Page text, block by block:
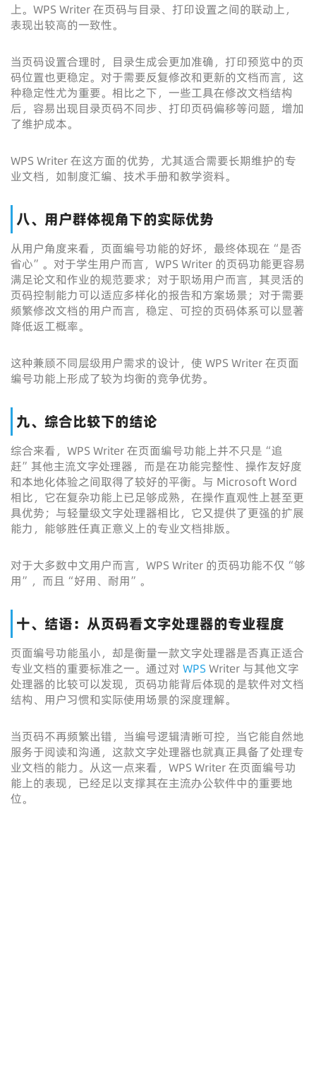
上。WPS Writer 在页码与目录、打印设置之间的联动上，
表现出较高的一致性。
当页码设置合理时，目录生成会更加准确，打印预览中的页
码位置也更稳定。对于需要反复修改和更新的文档而言，这
种稳定性尤为重要。相比之下，一些工具在修改文档结构
后，容易出现目录页码不同步、打印页码偏移等问题，增加
了维护成本。
WPS Writer 在这方面的优势，尤其适合需要长期维护的专
业文档，如制度汇编、技术手册和教学资料。
八、用户群体视角下的实际优势
从用户角度来看，页面编号功能的好坏，最终体现在“是否
省心”。对于学生用户而言，WPS Writer 的页码功能更容易
满足论文和作业的规范要求；对于职场用户而言，其灵活的
页码控制能力可以适应多样化的报告和方案场景；对于需要
频繁修改文档的用户而言，稳定、可控的页码体系可以显著
降低返工概率。
这种兼顾不同层级用户需求的设计，使 WPS Writer 在页面
编号功能上形成了较为均衡的竞争优势。
九、综合比较下的结论
综合来看，WPS Writer 在页面编号功能上并不只是“追
赶”其他主流文字处理器，而是在功能完整性、操作友好度
和本地化体验之间取得了较好的平衡。与 Microsoft Word
相比，它在复杂功能上已足够成熟，在操作直观性上甚至更
具优势；与轻量级文字处理器相比，它又提供了更强的扩展
能力，能够胜任真正意义上的专业文档排版。
对于大多数中文用户而言，WPS Writer 的页码功能不仅“够
用”，而且“好用、耐用”。
十、结语：从页码看文字处理器的专业程度
页面编号功能虽小，却是衡量一款文字处理器是否真正适合
专业文档的重要标准之一。通过对 WPS Writer 与其他文字
处理器的比较可以发现，页码功能背后体现的是软件对文档
结构、用户习惯和实际使用场景的深度理解。
当页码不再频繁出错，当编号逻辑清晰可控，当它能自然地
服务于阅读和沟通，这款文字处理器也就真正具备了处理专
业文档的能力。从这一点来看，WPS Writer 在页面编号功
能上的表现，已经足以支撑其在主流办公软件中的重要地
位。